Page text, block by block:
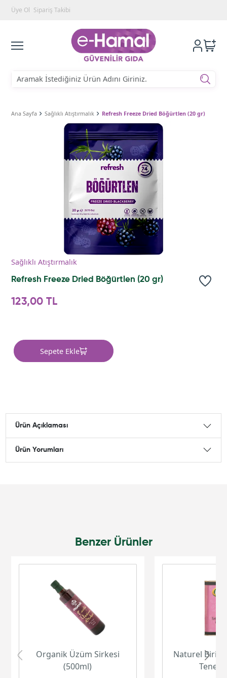
Üye Ol Sipariş Takibi
Ana Sayfa Sağlıklı Atıştırmalık Refresh Freeze Dried Böğürtlen (20 gr)
Sağlıklı Atıştırmalık
Refresh Freeze Dried Böğürtlen (20 gr)
123,00 TL
Sepete Ekle
Ürün Açıklaması
Ürün Yorumları
Benzer Ürünler
Organik Üzüm Sirkesi
(500ml)
Naturel